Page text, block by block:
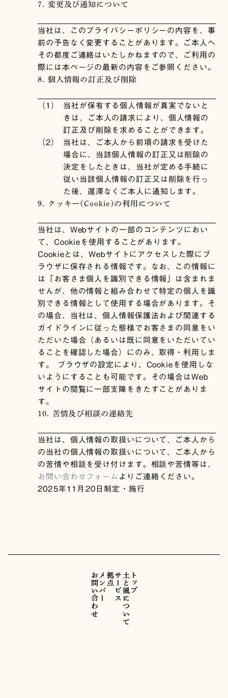
7. 変更及び通知について
当社は、このプライバシーポリシーの内容を、事
前の予告なく変更することがあります。ご本人へ
その都度ご連絡はいたしかねますので、ご利用の
際には本ページの最新の内容をご参照ください。
8. 個人情報の訂正及び削除
（1）
当社が保有する個人情報が真実でないと
きは、ご本人の請求により、個人情報の
訂正及び削除を求めることができます。
（2）
当社は、ご本人から前項の請求を受けた
場合に、当該個人情報の訂正又は削除の
決定をしたときは、当社が定める手続に
従い当該個人情報の訂正又は削除を行っ
た後、遅滞なくご本人に通知します。
9. クッキー(Cookie)の利用について
当社は、Webサイトの一部のコンテンツにおい
て、Cookieを使用することがあります。
Cookieとは、Webサイトにアクセスした際にブ
ラウザに保存される情報です。なお、この情報に
は「お客さま個人を識別できる情報」は含まれま
せんが、他の情報と組み合わせて特定の個人を識
別できる情報として使用する場合があります。そ
の場合、当社は、個人情報保護法および関連する
ガイドラインに従った態様でお客さまの同意をい
ただいた場合（あるいは既に同意をいただいてい
ることを確認した場合）にのみ、取得・利用しま
す。 ブラウザの設定により、Cookieを使用しな
いようにすることも可能です。その場合はWeb
サイトの閲覧に一部支障をきたすことがありま
す。
10. 苦情及び相談の連絡先
当社は、個人情報の取扱いについて、ご本人から
の当社の個人情報の取扱いについて、ご本人から
の苦情や相談を受け付けます。相談や苦情等は、
お問い合わせフォームよりご連絡ください。
2025年11月20日制定・施行
トップ
トップ
土と風について
土と風について
サービス
サービス
拠点
拠点
メンバー
メンバー
お問い合わせ
お問い合わせ